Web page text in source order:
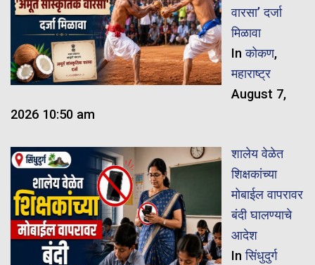
वारसा’ दर्जा
मिळावा
Inकोकण,
महाराष्ट्र
August 7,
2026 10:50 am
शालेय वेळेत
शिक्षकांच्या
मोबाईल वापरावर
बंदी घालण्याचे
आदेश
Inसिंधुदुर्ग